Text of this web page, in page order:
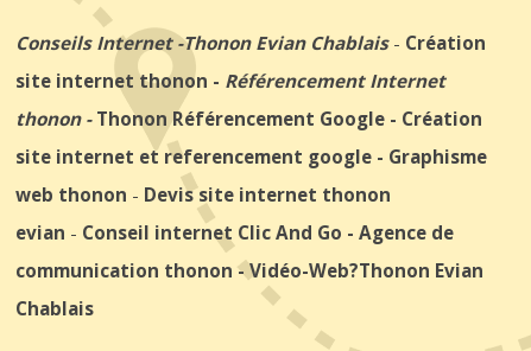
Conseils Internet-Thonon Evian Chablais- Création
site internet thonon - Référencement Internet
thonon- Thonon Référencement Google - Création
site internet et referencement google - Graphisme
web thonon - Devis site internet thonon
evian - Conseil internet Clic And Go - Agence de
communication thonon -Vidéo-Web?Thonon Evian
Chablais